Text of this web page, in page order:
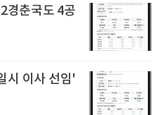
경춘국도 4공
시 이사 선임'